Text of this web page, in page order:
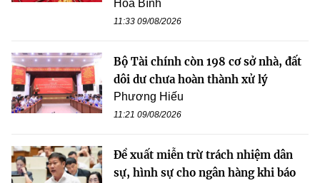
Hòa Bình
11:33 09/08/2026
Bộ Tài chính còn 198 cơ sở nhà, đất
dôi dư chưa hoàn thành xử lý
Phương Hiếu
11:21 09/08/2026
Đề xuất miễn trừ trách nhiệm dân
sự, hình sự cho ngân hàng khi báo